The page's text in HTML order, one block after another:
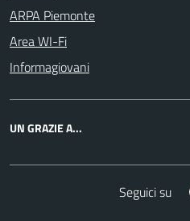
ARPA Piemonte
Area WI-Fi
Informagiovani
UN GRAZIE A...
Seguici su